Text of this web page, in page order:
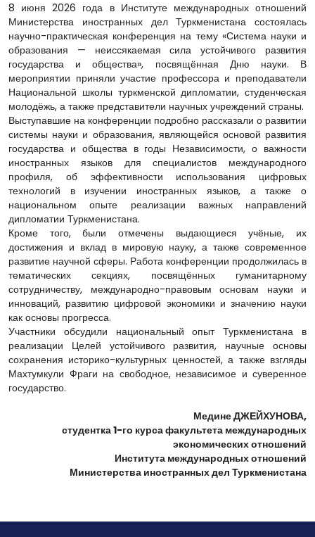
8 июня 2026 года в Институте международных отношений
Министерства иностранных дел Туркменистана состоялась
научно-практическая конференция на тему «Система науки и
образования — неиссякаемая сила устойчивого развития
государства и общества», посвящённая Дню науки. В
мероприятии приняли участие профессора и преподаватели
Национальной школы туркменской дипломатии, студенческая
молодёжь, а также представители научных учреждений страны.
Выступавшие на конференции подробно рассказали о развитии
системы науки и образования, являющейся основой развития
государства и общества в годы Независимости, о важности
иностранных языков для специалистов международного
профиля, об эффективности использования цифровых
технологий в изучении иностранных языков, а также о
национальном опыте реализации важных направлений
дипломатии Туркменистана.
Кроме того, были отмечены выдающиеся учёные, их
достижения и вклад в мировую науку, а также современное
развитие научной сферы. Работа конференции продолжилась в
тематических секциях, посвящённых гуманитарному
сотрудничеству, международно-правовым основам науки и
инноваций, развитию цифровой экономики и значению науки
как основы прогресса.
Участники обсудили национальный опыт Туркменистана в
реализации Целей устойчивого развития, научные основы
сохранения историко-культурных ценностей, а также взгляды
Махтумкули Фраги на свободное, независимое и суверенное
государство.
Медине ДЖЕЙХУНОВА,
студентка 1-го курса факультета международных
экономических отношений
Института международных отношений
Министерства иностранных дел Туркменистана